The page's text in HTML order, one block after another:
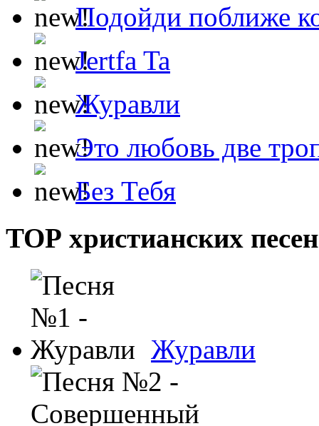
Подойди поближе
Jertfa Ta
Журавли
Это любовь две
Без Тебя
ТОР христианских песен
Журавли